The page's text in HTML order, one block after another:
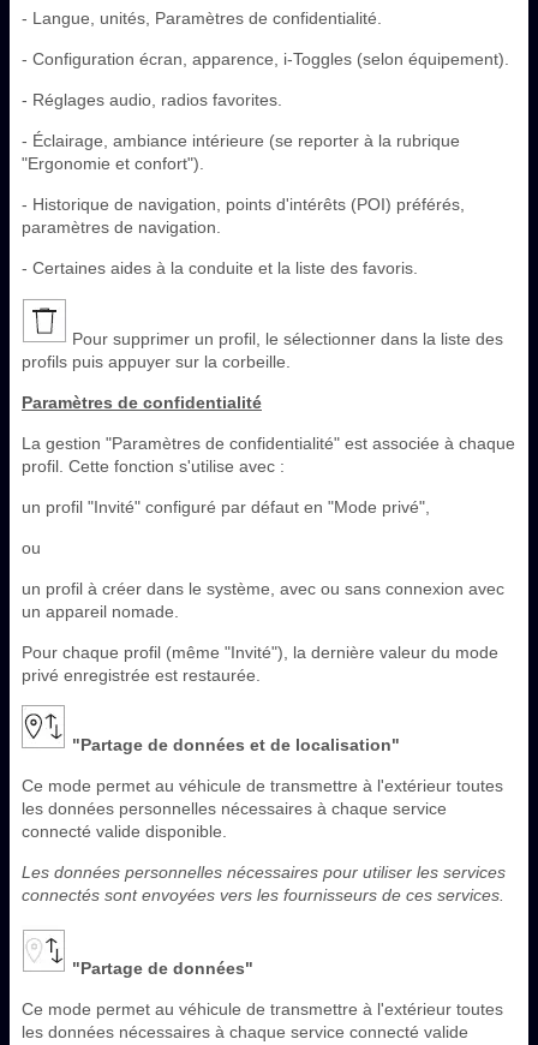
- Langue, unités, Paramètres de confidentialité.
- Configuration écran, apparence, i-Toggles (selon équipement).
- Réglages audio, radios favorites.
- Éclairage, ambiance intérieure (se reporter à la rubrique
"Ergonomie et confort").
- Historique de navigation, points d'intérêts (POI) préférés,
paramètres de navigation.
- Certaines aides à la conduite et la liste des favoris.
Pour supprimer un profil, le sélectionner dans la liste des
profils puis appuyer sur la corbeille.
Paramètres de confidentialité
La gestion "Paramètres de confidentialité" est associée à chaque
profil. Cette fonction s'utilise avec :
un profil "Invité" configuré par défaut en "Mode privé",
ou
un profil à créer dans le système, avec ou sans connexion avec
un appareil nomade.
Pour chaque profil (même "Invité"), la dernière valeur du mode
privé enregistrée est restaurée.
"Partage de données et de localisation"
Ce mode permet au véhicule de transmettre à l'extérieur toutes
les données personnelles nécessaires à chaque service
connecté valide disponible.
Les données personnelles nécessaires pour utiliser les services
connectés sont envoyées vers les fournisseurs de ces services.
"Partage de données"
Ce mode permet au véhicule de transmettre à l'extérieur toutes
les données nécessaires à chaque service connecté valide